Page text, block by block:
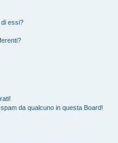
essi?
da qualcuno in questa Board!